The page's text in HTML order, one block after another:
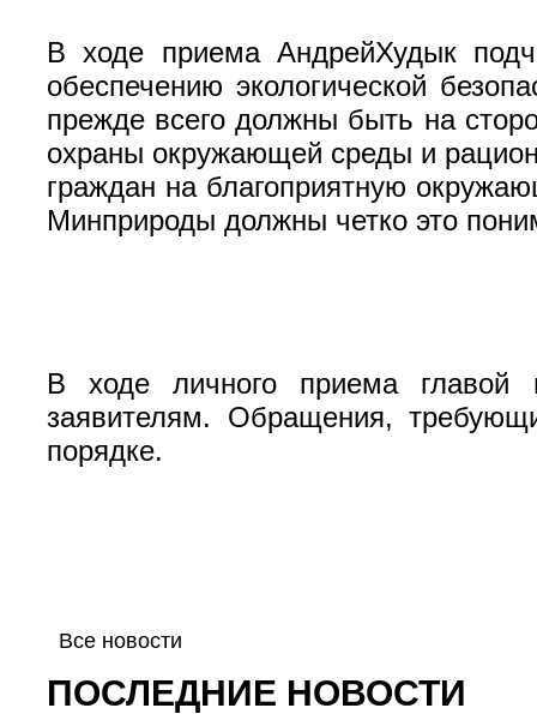
В ходе приема АндрейХудык
обеспечению экологической
прежде всего должны быть на
охраны окружающей среды и
граждан на благоприятную
Минприроды должны четко это
В ходе личного приема главой
заявителям. Обращения,
порядке.
Все новости
ПОСЛЕДНИЕ НОВОСТИ